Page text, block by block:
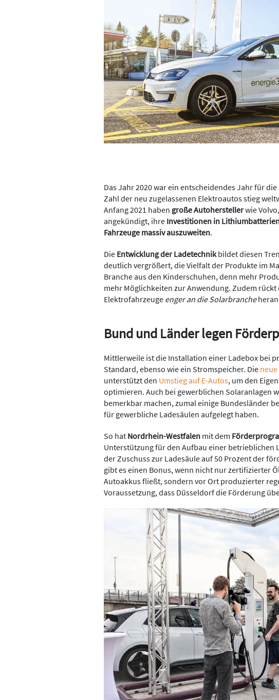
Das Jahr 2020 war ein entscheidendes Jahr für
Zahl der neu zugelassenen Elektroautos stieg
Anfang 2021 haben große Autoherstellerwie
angekündigt, ihre Investitionen in
Fahrzeuge massiv auszuweiten.
Die Entwicklung der Ladetechnikbildet diesen
deutlich vergrößert, die Vielfalt der Produkte im
Branche aus den Kinderschuhen, denn mehr
mehr Möglichkeiten zur Anwendung. Zudem
Elektrofahrzeuge enger an die Solarbranche
Bund und Länder legen
Mittlerweile ist die Installation einer Ladebox bei
Standard, ebenso wie ein Stromspeicher. Die
unterstützt den Umstieg auf E-Autos, um den
optimieren. Auch bei gewerblichen Solaranlagen
bemerkbar machen, zumal einige Bundesländer
für gewerbliche Ladesäulen aufgelegt haben.
So hat Nordrhein-Westfalen mit dem
Unterstützung für den Aufbau einer betrieblichen
der Zuschuss zur Ladesäule auf 50 Prozent der
gibt es einen Bonus, wenn nicht nur zertifizierter
Autoakkus fließt, sondern vor Ort produzierter
Voraussetzung, dass Düsseldorf die Förderung